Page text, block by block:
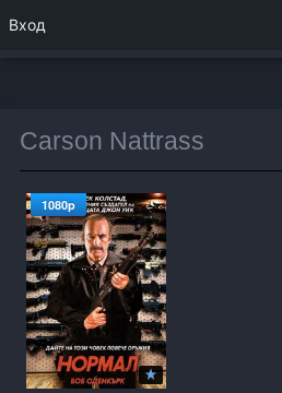
Carson Nattrass
1080p
Вход